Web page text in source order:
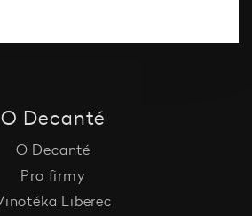
O Decanté
O Decanté
Pro firmy
Liberec